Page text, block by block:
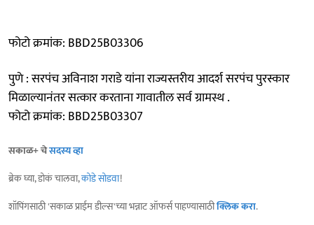
फोटो क्रमांक: BBD25B03306
पुणे : सरपंच अविनाश गराडे यांना राज्यस्तरीय आदर्श सरपंच पुरस्कार
मिळाल्यानंतर सत्कार करताना गावातील सर्व ग्रामस्थ .
फोटो क्रमांक: BBD25B03307
सकाळ+ चेसदस्य व्हा
ब्रेक घ्या, डोकं चालवा,कोडे सोडवा!
शॉपिंगसाठी 'सकाळ प्राईम डील्स'च्या भन्नाट ऑफर्स पाहण्यासाठीक्लिक करा.